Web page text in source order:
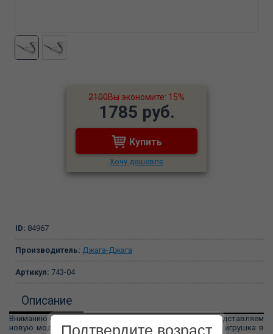
2100Вы экономите: 15%
1785 руб.
Купить
Хочу дешевле
ID: 84967
Производитель: Джага-Джага
Артикул: 743-04
Описание
Вниманию опытных фетишистов и любителей БДСМ представляем
новую модель сладких утех анальный крюк - это секс игрушка в
Подтвердите возраст